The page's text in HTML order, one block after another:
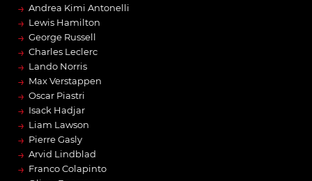
→ Andrea Kimi Antonelli
→ Lewis Hamilton
→ George Russell
→ Charles Leclerc
→ Lando Norris
→ Max Verstappen
→ Oscar Piastri
→ Isack Hadjar
→ Liam Lawson
→ Pierre Gasly
→ Arvid Lindblad
→ Franco Colapinto